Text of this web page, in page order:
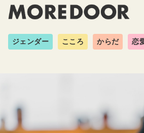
ジェンダー こころ からだ 恋